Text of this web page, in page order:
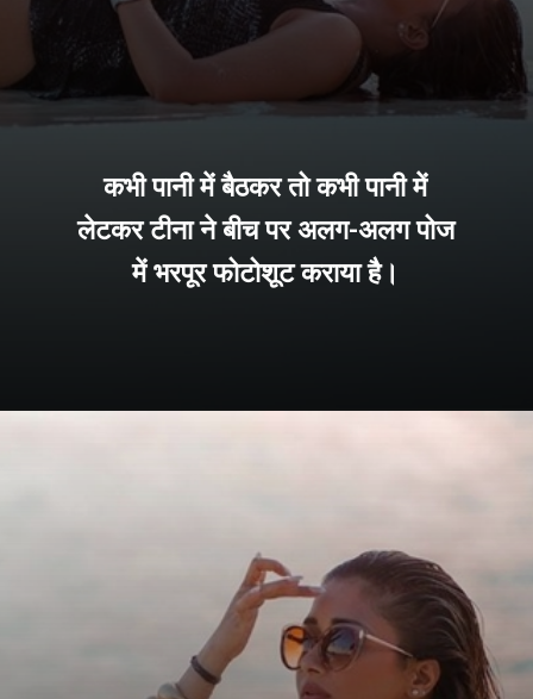
कभी पानी में बैठकर तो कभी पानी में
लेटकर टीना ने बीच पर अलग-अलग पोज
में भरपूर फोटोशूट कराया है।